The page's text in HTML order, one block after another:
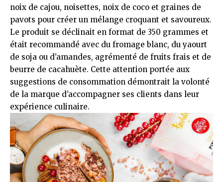
noix de cajou, noisettes, noix de coco et graines de
pavots pour créer un mélange croquant et savoureux.
Le produit se déclinait en format de 350 grammes et
était recommandé avec du fromage blanc, du yaourt
de soja ou d’amandes, agrémenté de fruits frais et de
beurre de cacahuète. Cette attention portée aux
suggestions de consommation démontrait la volonté
de la marque d’accompagner ses clients dans leur
expérience culinaire.